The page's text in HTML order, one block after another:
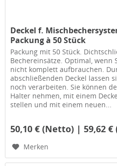
Deckel f.
Packung à 50 Stück
Packung mit 50 Stück.
Bechereinsätze. Optimal, wenn
nicht komplett aufbrauchen.
abschließenden Deckel lassen
noch verarbeiten. Sie können
Halter nehmen, mit einem
stellen und mit einem neuen...
50,10 € (Netto) | 59,62
Merken